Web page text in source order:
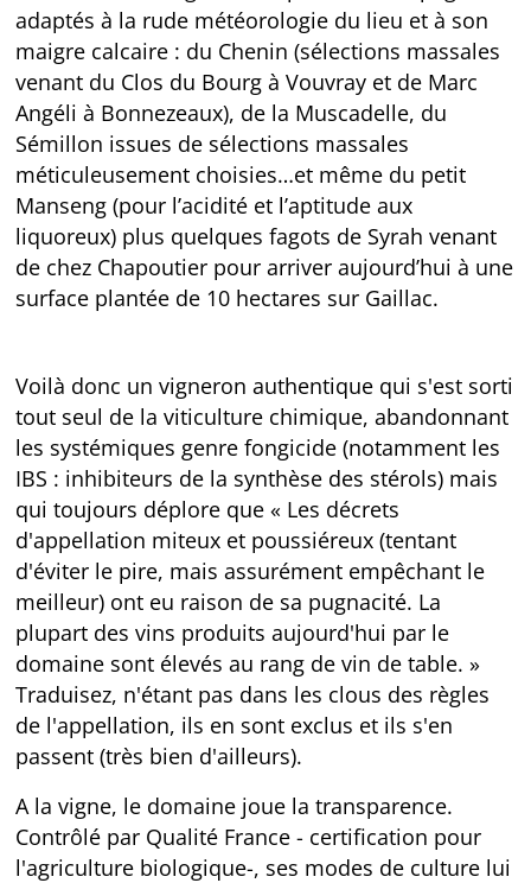
adaptés à la rude météorologie du lieu et à son
maigre calcaire : du Chenin (sélections massales
venant du Clos du Bourg à Vouvray et de Marc
Angéli à Bonnezeaux), de la Muscadelle, du
Sémillon issues de sélections massales
méticuleusement choisies…et même du petit
Manseng (pour l’acidité et l’aptitude aux
liquoreux) plus quelques fagots de Syrah venant
de chez Chapoutier pour arriver aujourd’hui à une
surface plantée de 10 hectares sur Gaillac.
Voilà donc un vigneron authentique qui s'est sorti
tout seul de la viticulture chimique, abandonnant
les systémiques genre fongicide (notamment les
IBS : inhibiteurs de la synthèse des stérols) mais
qui toujours déplore que « Les décrets
d'appellation miteux et poussiéreux (tentant
d'éviter le pire, mais assurément empêchant le
meilleur) ont eu raison de sa pugnacité. La
plupart des vins produits aujourd'hui par le
domaine sont élevés au rang de vin de table. »
Traduisez, n'étant pas dans les clous des règles
de l'appellation, ils en sont exclus et ils s'en
passent (très bien d'ailleurs).
A la vigne, le domaine joue la transparence.
Contrôlé par Qualité France - certification pour
l'agriculture biologique-, ses modes de culture lui